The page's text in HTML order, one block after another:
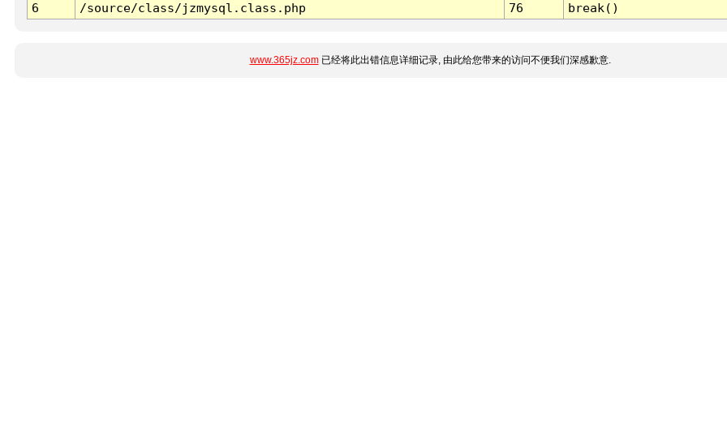
6
/source/class/jzmysql.class.php 76 break()
www.365jz.com已经将此出错信息详细记录, 由此给您带来的访问不便我们深感歉意.